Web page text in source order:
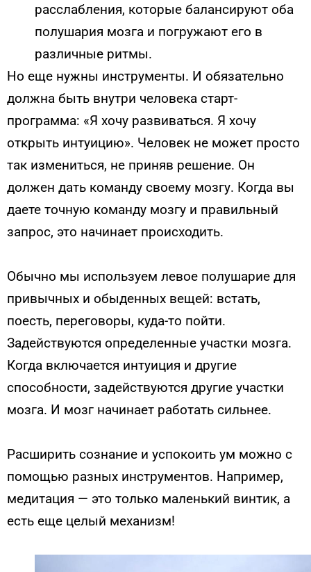
расслабления, которые балансируют оба
полушария мозга и погружают его в
различные ритмы.
Но еще нужны инструменты. И обязательно
должна быть внутри человека старт-
программа: «Я хочу развиваться. Я хочу
открыть интуицию». Человек не может просто
так измениться, не приняв решение. Он
должен дать команду своему мозгу. Когда вы
даете точную команду мозгу и правильный
запрос, это начинает происходить.
Обычно мы используем левое полушарие для
привычных и обыденных вещей: встать,
поесть, переговоры, куда-то пойти.
Задействуются определенные участки мозга.
Когда включается интуиция и другие
способности, задействуются другие участки
мозга. И мозг начинает работать сильнее.
Расширить сознание и успокоить ум можно с
помощью разных инструментов. Например,
медитация — это только маленький винтик, а
есть еще целый механизм!